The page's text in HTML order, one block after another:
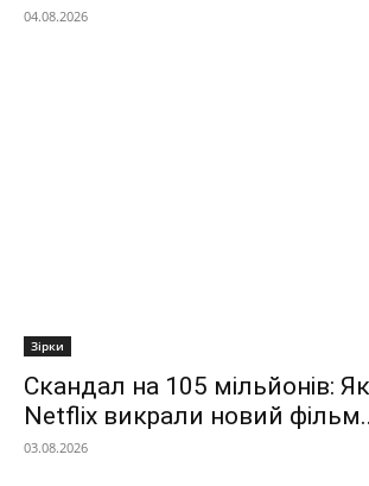
04.08.2026
Зірки
Скандал на 105 мільйонів:
Netflix викрали новий
03.08.2026